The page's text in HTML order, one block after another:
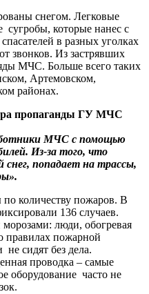
снегом. Легковые
которые нанес с
в разных уголках
звонков. Из застрявших
МЧС. Больше всего таких
Артемовском,
районах.
пропаганды ГУ МЧС
МЧС с помощью
Из-за того, что
снег, попадает на трассы,
количеству пожаров. В
136 случаев.
люди, обогревая
правилах пожарной
сидят без дела.
проводка – самые
оборудование часто не